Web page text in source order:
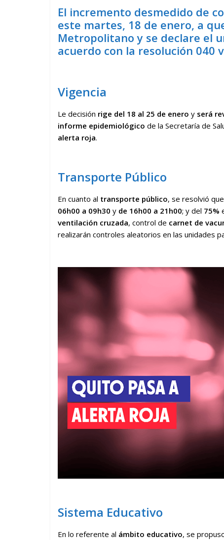
El incremento desmedido de
este martes, 18 de enero, a
Metropolitano y se declare el
acuerdo con la resolución 040
Vigencia
Le decisión rige del 18 al 25 de enero y será
informe epidemiológico de la Secretaría de
alerta roja.
Transporte Público
En cuanto al transporte público, se resolvió
06h00 a 09h30 y de 16h00 a 21h00; y del 75%
ventilación cruzada, control de carnet de
realizarán controles aleatorios en las unidades
Sistema Educativo
En lo referente al ámbito educativo, se